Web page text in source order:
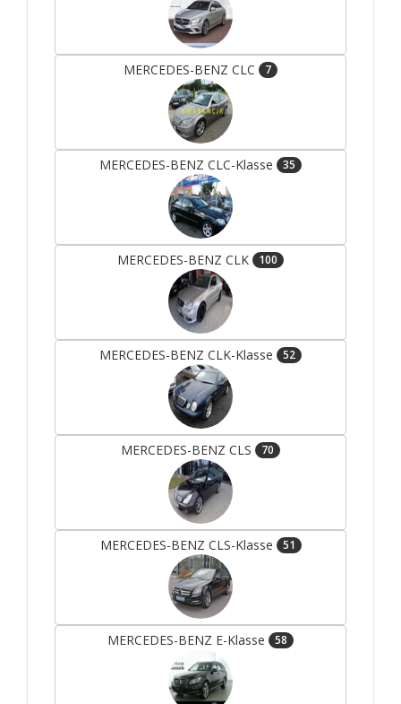
MERCEDES-BENZ CLC 7
MERCEDES-BENZ CLC-Klasse 35
MERCEDES-BENZ CLK 100
MERCEDES-BENZ CLK-Klasse 52
MERCEDES-BENZ CLS 70
MERCEDES-BENZ CLS-Klasse 51
MERCEDES-BENZ E-Klasse 58